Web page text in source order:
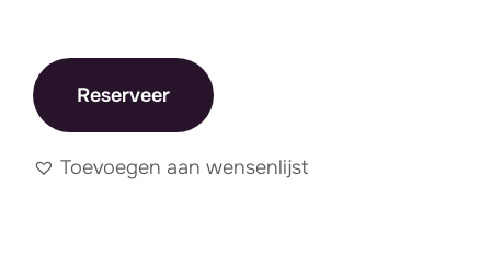
Reserveer
Toevoegen aan wensenlijst